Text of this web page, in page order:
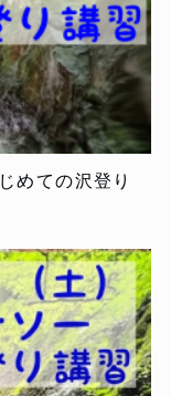
めての沢登り